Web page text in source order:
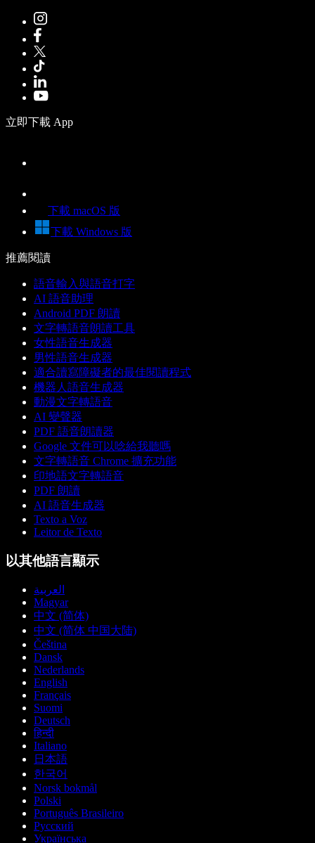
立即下載 App
下載 macOS 版
下載 Windows 版
推薦閱讀
語音輸入與語音打字
AI 語音助理
Android PDF 朗讀
文字轉語音朗讀工具
女性語音生成器
男性語音生成器
適合讀寫障礙者的最佳閱讀程式
機器人語音生成器
動漫文字轉語音
AI 變聲器
PDF 語音朗讀器
Google 文件可以唸給我聽嗎
文字轉語音 Chrome 擴充功能
印地語文字轉語音
PDF 朗讀
AI 語音生成器
Texto a Voz
Leitor de Texto
以其他語言顯示
العربية
Magyar
中文 (简体)
中文 (简体 中国大陆)
Čeština
Dansk
Nederlands
English
Français
Suomi
Deutsch
हिन्दी
Italiano
日本語
한국어
Norsk bokmål
Polski
Português Brasileiro
Русский
Українська